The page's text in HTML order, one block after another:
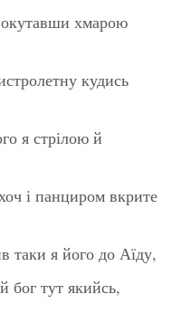
окутавши хмарою
кудись
я стрілою й
і панциром вкрите
таки я його до Аїду,
бог тут якийсь,